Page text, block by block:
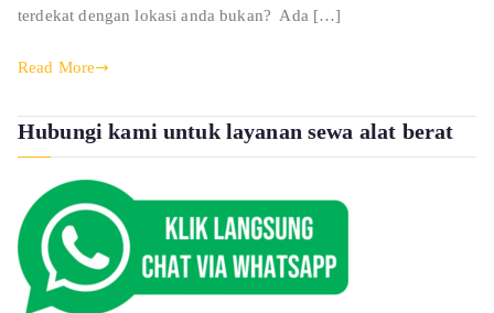
terdekat dengan lokasi anda bukan? Ada […]
Read More
Hubungi kami untuk layanan sewa alat berat